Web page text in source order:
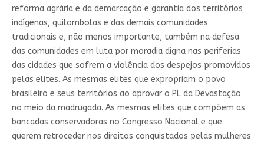
reforma agrária e da demarcação e garantia dos territórios
indígenas, quilombolas e das demais comunidades
tradicionais e, não menos importante, também na defesa
das comunidades em luta por moradia digna nas periferias
das cidades que sofrem a violência dos despejos promovidos
pelas elites. As mesmas elites que expropriam o povo
brasileiro e seus territórios ao aprovar o PL da Devastação
no meio da madrugada. As mesmas elites que compõem as
bancadas conservadoras no Congresso Nacional e que
querem retroceder nos direitos conquistados pelas mulheres